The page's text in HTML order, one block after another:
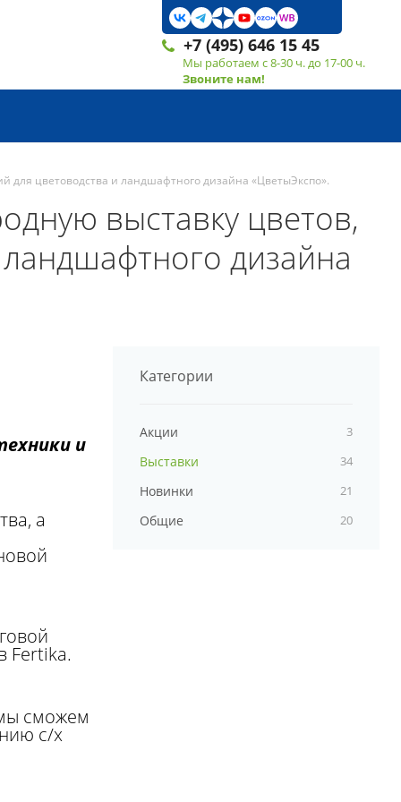
+7 (495) 646 15 45
Мы работаем с 8-30 ч. до 17-00 ч.
Звоните нам!
для цветоводства и ландшафтного дизайна «ЦветыЭкспо».
выставку цветов,
дизайна
и
а
Fertika.
сможем
с/х
Категории
Акции 3
Выставки 34
Новинки 21
Общие 20